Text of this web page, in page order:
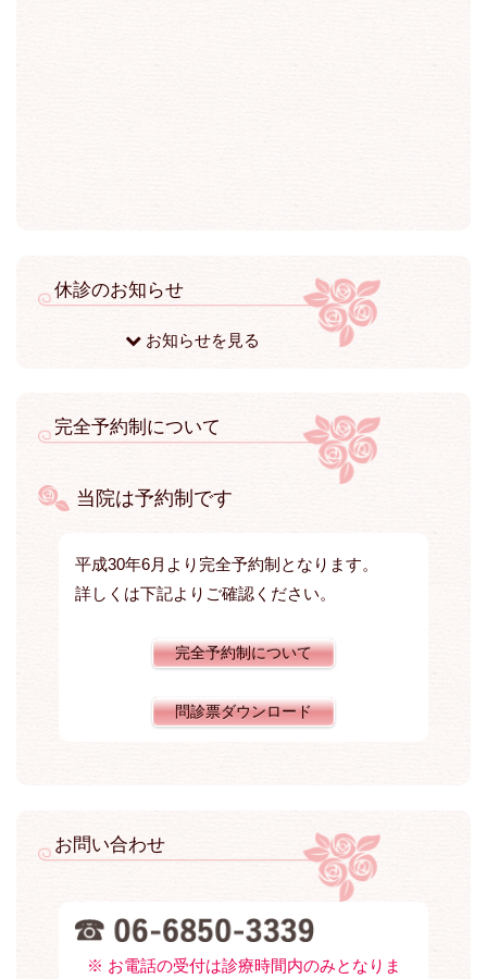
休診のお知らせ
お知らせを見る
完全予約制について
当院は予約制です
平成30年6月より完全予約制となります。
詳しくは下記よりご確認ください。
完全予約制について
問診票ダウンロード
お問い合わせ
※ お電話の受付は診療時間内のみとなりま